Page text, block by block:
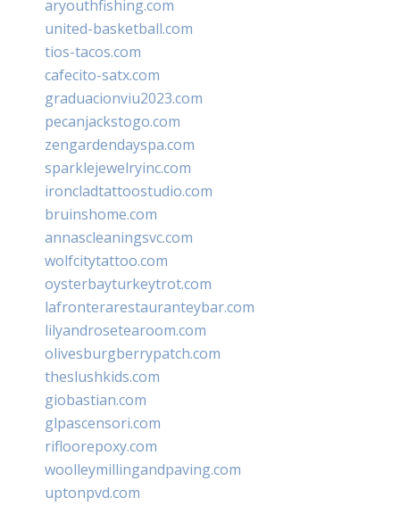
aryouthfishing.com
united-basketball.com
tios-tacos.com
cafecito-satx.com
graduacionviu2023.com
pecanjackstogo.com
zengardendayspa.com
sparklejewelryinc.com
ironcladtattoostudio.com
bruinshome.com
annascleaningsvc.com
wolfcitytattoo.com
oysterbayturkeytrot.com
lafronterarestauranteybar.com
lilyandrosetearoom.com
olivesburgberrypatch.com
theslushkids.com
giobastian.com
glpascensori.com
rifloorepoxy.com
woolleymillingandpaving.com
uptonpvd.com